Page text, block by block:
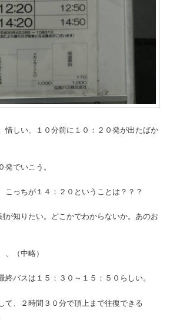
惜しい、１０分前に１０：２０発が出たばか
発でいこう。
っちが１４：２０ということは？？？
が知りたい。どこかでわからないか。あのお
（中略）
終バスは１５：３０～１５：５０らしい。
て、２時間３０分で頂上まで往復できる